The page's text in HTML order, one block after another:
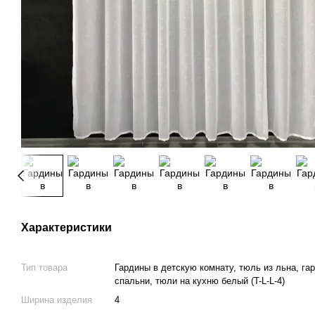
Характеристики
Тип товара
Гардины в детскую комнату, тюль из льна,
спальни, тюли на кухню белый (T-L-L-4)
Ширина изделия
4